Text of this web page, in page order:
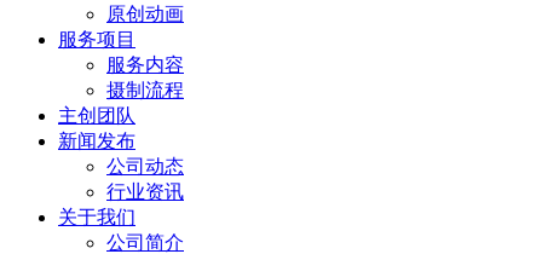
原创动画
服务项目
服务内容
摄制流程
主创团队
新闻发布
公司动态
行业资讯
关于我们
公司简介